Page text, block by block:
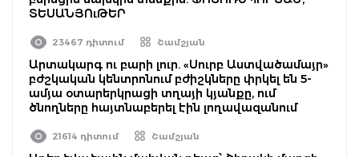
ՏԵՍԱՆՅՈւԹԵՐ
23467 դիտում Շամշյան
Արտակարգ ու բարի լուր. «Սուրբ Աստվածամայր»
բժշկական կենտրոնում բժիշկները փրկել են 5-
ամյա օտարերկրացի տղայի կյանքը, ում
ծնողները հայտնաբերել էին լողավազանում
21614 դիտում Շամշյան